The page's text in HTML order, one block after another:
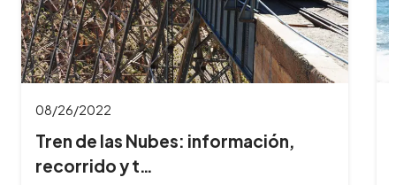
11/03/2021
Empeza a planificar tu verano 2022
Se viene el verano 2022, definitivamente, uno